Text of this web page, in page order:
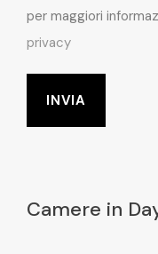
per maggiori
privacy
Camere in